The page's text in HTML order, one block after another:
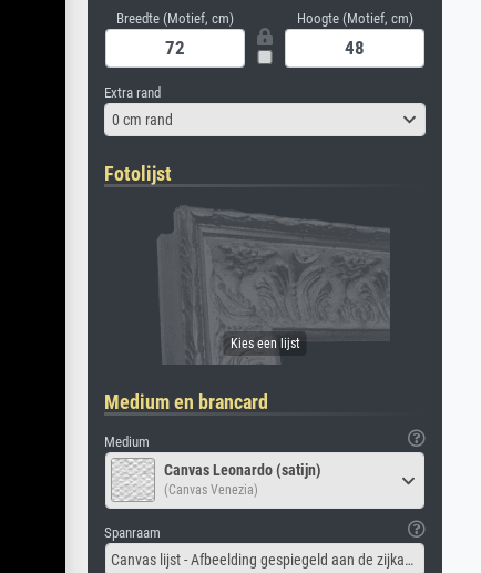
Breedte (Motief, cm) Hoogte (Motief, cm)
Extra rand
0 cm rand
Fotolijst
Medium en brancard
Medium
Canvas Leonardo (satijn)
(Canvas Venezia)
Spanraam
Canvas lijst - Afbeelding gespiegeld aan de zijkant